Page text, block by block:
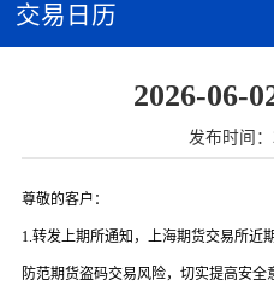
交易日历
2026-06-
发布时间：
尊敬的客户：
1. 转发上期所通知，上海期货交易所近
防范期货盗码交易风险，切实提高安